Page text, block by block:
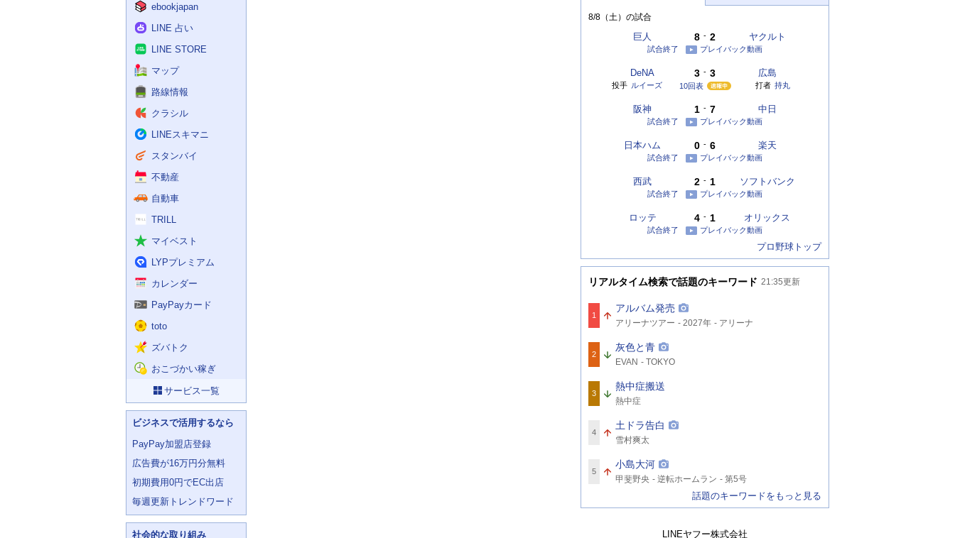
ebookjapan
LINE 占い
LINE STORE
マップ
路線情報
クラシル
LINEスキマニ
スタンバイ
不動産
自動車
TRILL
マイベスト
LYPプレミアム
カレンダー
PayPayカード
toto
ズバトク
おこづかい稼ぎ
サービス一覧
ビジネスで活用するなら
PayPay加盟店登録
広告費が16万円分無料
初期費用0円でEC出店
毎週更新トレンドワード
社会的な取り組み
8/8（土） の試合
巨人 ヤクルト
試合終了 プレイバック動画
8 - 2
DeNA 広島
10回表
3 - 3
投手 ルイーズ 打者 持丸
阪神 中日
試合終了 プレイバック動画
1 - 7
日本ハム 楽天
試合終了 プレイバック動画
0 - 6
西武 ソフトバンク
試合終了 プレイバック動画
2 - 1
ロッテ オリックス
試合終了 プレイバック動画
4 - 1
プロ野球トップ
リアルタイム検索で話題のキーワード 21:35更新
1
アルバム発売
関
連
ー
ド
アリーナツアー 2027年 アリーナ
2
灰色と青
関
連
ー
ド
EVAN TOKYO
3
熱中症搬送
関
連
ー
ド
熱中症
4
土ドラ告白
関
連
ー
ド
雪村爽太
5
小島大河
関
連
甲斐野央 逆転ホームラン 第5号
話題のキーワードをもっと見る
LINEヤフー株式会社